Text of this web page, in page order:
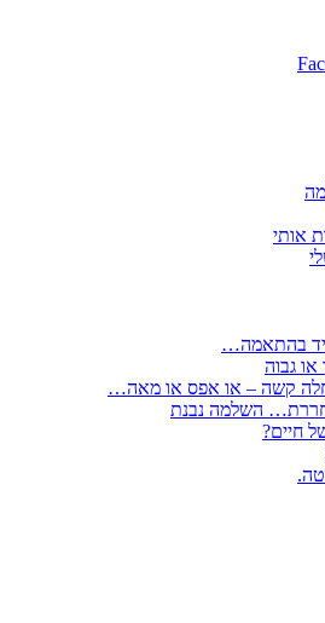
אותי
בהתאמה…
או גבוה
קשה – או אפס או מאה…
השלמה נבנת
חיים?